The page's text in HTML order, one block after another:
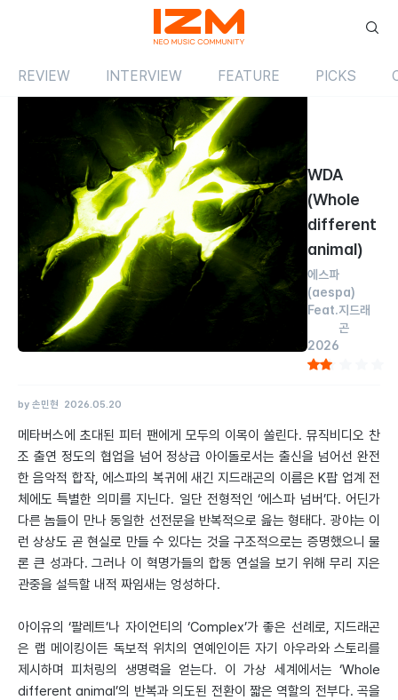
REVIEW INTERVIEW FEATURE PICKS
WDA
(Whole
different
animal)
에스파
(aespa)
Feat.지드래
곤
2026
by 손민현 2026.05.20
메타버스에 초대된 피터 팬에게 모두의 이목이 쏠린다. 뮤직비디오 찬
조 출연 정도의 협업을 넘어 정상급 아이돌로서는 출신을 넘어선 완전
한 음악적 합작, 에스파의 복귀에 새긴 지드래곤의 이름은 K팝 업계 전
체에도 특별한 의미를 지닌다. 일단 전형적인 ‘에스파 넘버’다. 어딘가
다른 놈들이 만나 동일한 선전문을 반복적으로 읊는 형태다. 광야는 이
런 상상도 곧 현실로 만들 수 있다는 것을 구조적으로는 증명했으니 물
론 큰 성과다. 그러나 이 혁명가들의 합동 연설을 보기 위해 무리 지은
관중을 설득할 내적 짜임새는 엉성하다.
아이유의 ‘팔레트’나 자이언티의 ‘Complex’가 좋은 선례로, 지드래곤
은 랩 메이킹이든 독보적 위치의 연예인이든 자기 아우라와 스토리를
제시하며 피처링의 생명력을 얻는다. 이 가상 세계에서는 ‘Whole
different animal’의 반복과 의도된 전환이 짧은 역할의 전부다. 곡을